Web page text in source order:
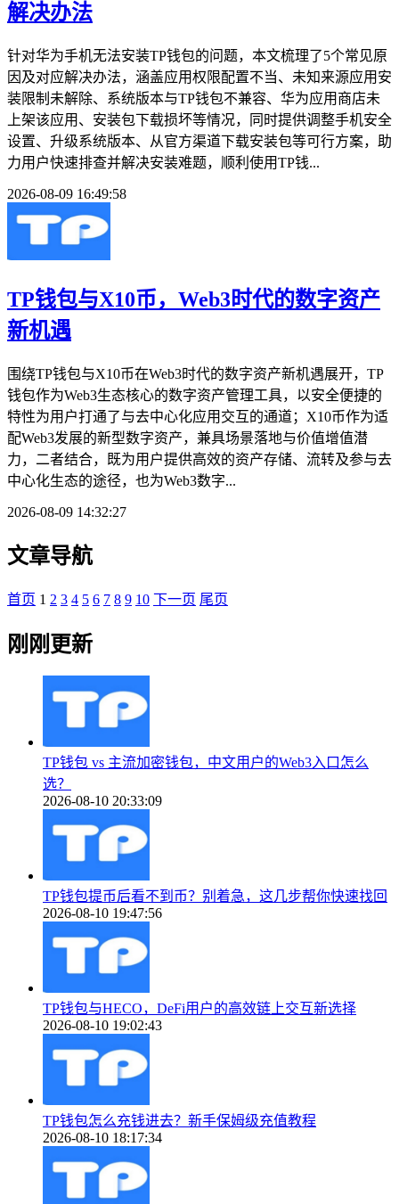
解决办法
针对华为手机无法安装TP钱包的问题，本文梳理了5个常见原
因及对应解决办法，涵盖应用权限配置不当、未知来源应用安
装限制未解除、系统版本与TP钱包不兼容、华为应用商店未
上架该应用、安装包下载损坏等情况，同时提供调整手机安全
设置、升级系统版本、从官方渠道下载安装包等可行方案，助
力用户快速排查并解决安装难题，顺利使用TP钱...
2026-08-09 16:49:58
TP钱包与X10币，Web3时代的数字资产
新机遇
围绕TP钱包与X10币在Web3时代的数字资产新机遇展开，TP
钱包作为Web3生态核心的数字资产管理工具，以安全便捷的
特性为用户打通了与去中心化应用交互的通道；X10币作为适
配Web3发展的新型数字资产，兼具场景落地与价值增值潜
力，二者结合，既为用户提供高效的资产存储、流转及参与去
中心化生态的途径，也为Web3数字...
2026-08-09 14:32:27
文章导航
首页 1 2 3 4 5 6 7 8 9 10 下一页 尾页
刚刚更新
TP钱包 vs 主流加密钱包，中文用户的Web3入口怎么
选？
2026-08-10 20:33:09
TP钱包提币后看不到币？别着急，这几步帮你快速找回
2026-08-10 19:47:56
TP钱包与HECO，DeFi用户的高效链上交互新选择
2026-08-10 19:02:43
TP钱包怎么充钱进去？新手保姆级充值教程
2026-08-10 18:17:34